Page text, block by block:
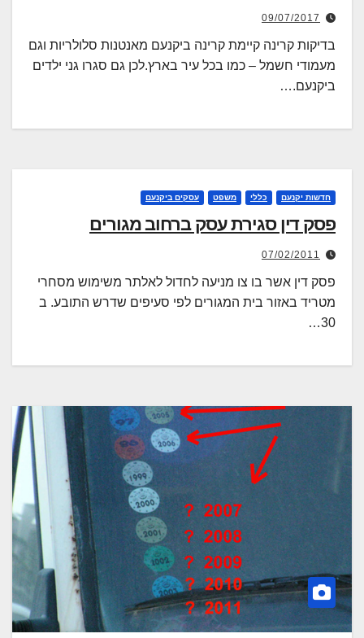
09/07/2017
בדיקות קרינה קיימת קרינה ביקנעם מאנטנות סלולריות וגם
מעמודי חשמל – כמו בכל עיר בארץ.לכן גם סגרו גני ילדים
ביקנעם.…
חדשות יקנעם כללי משפט עסקים ביקנעם
פסק דין סגירת עסק ברחוב מגורים
07/02/2011
פסק דין אשר בו צו מניעה לחדול לאלתר משימוש מסחרי
מטריד באזור בית המגורים לפי סעיפים שדרש התובע. ב
30…